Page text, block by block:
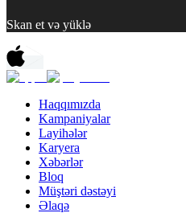
Skan et və yüklə
Haqqımızda
Kampaniyalar
Layihələr
Karyera
Xəbərlər
Bloq
Müştəri dəstəyi
Əlaqə